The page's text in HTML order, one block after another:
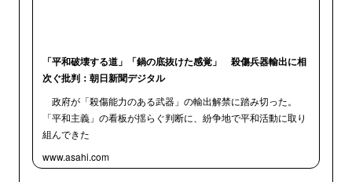
「平和破壊する道」「鍋の底抜けた感覚」 殺傷兵器輸出に相
次ぐ批判：朝日新聞デジタル
政府が「殺傷能力のある武器」の輸出解禁に踏み切った。
「平和主義」の看板が揺らぐ判断に、紛争地で平和活動に取り
組んできた
www.asahi.com